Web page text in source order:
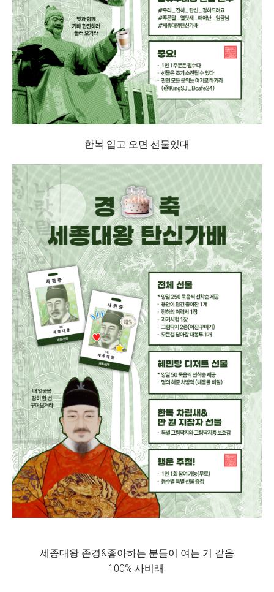
한복 입고 오면 선물있대
세종대왕 존경&좋아하는 분들이 여는 거 같음
100% 사비래!